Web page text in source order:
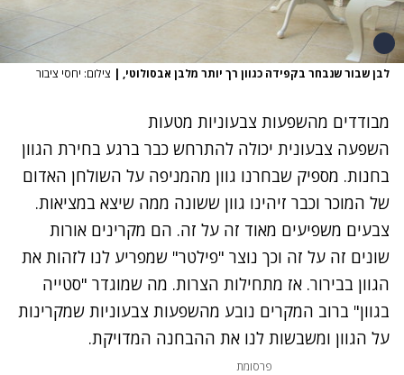
לבן שבור שנבחר בקפידה כגוון רך יותר מלבן אבסולוטי, | צילום: יחסי ציבור
מבודדים מהשפעות צבעוניות מטעות
השפעה צבעונית יכולה להתרחש כבר ברגע בחירת הגוון
בחנות. מספיק שבחרנו גוון מהמניפה על השולחן האדום
של המוכר וכבר זיהינו גוון ששונה ממה שיצא במציאות.
צבעים משפיעים מאוד זה על זה. הם מקרינים אורות
שונים זה על זה וכך נוצר "פילטר" שמפריע לנו לזהות את
הגוון בבירור. אז מתחילות הצרות. מה שמוגדר "סטייה
בגוון" ברוב המקרים נובע מהשפעות צבעוניות שמקרינות
על הגוון ומשבשות לנו את ההבחנה המדויקת.
פרסומת